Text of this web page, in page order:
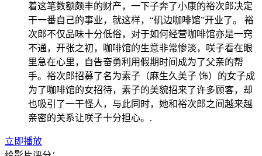
着这笔数额颇丰的财产，一下子奔了小康的裕次郎决定
干一番自己的事业，就这样，“矶边咖啡馆”开业了。 裕
次郎不仅品味十分低俗，对于如何经营咖啡馆亦是一窍
不通，开张之初，咖啡馆的生意非常惨淡，咲子看在眼
里急在心里，自告奋勇利用假期时间成为了父亲的帮
手。裕次郎招募了名为素子（麻生久美子 饰）的女子成
为了咖啡馆的女招待，素子的美貌招来了许多顾客，却
也吸引了一干怪人，与此同时，她和裕次郎之间越来越
亲密的关系让咲子十分担心。.
立即播放